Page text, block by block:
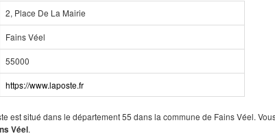
2, Place De La Mairie
Fains Véel
55000
https://www.laposte.fr
est situé dans le département 55 dans la commune de Fains Véel.
Véel.